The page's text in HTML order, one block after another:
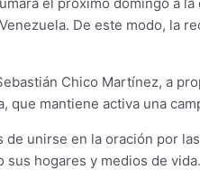
De este modo, la
Chico Martínez, a
que mantiene activa una
de unirse en la oración por
sus hogares y medios de vida.